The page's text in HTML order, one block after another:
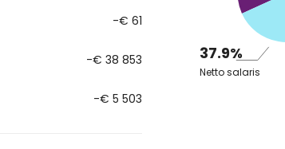
-€ 61
-€ 38 853
-€ 5 503
37.9%
Netto salaris